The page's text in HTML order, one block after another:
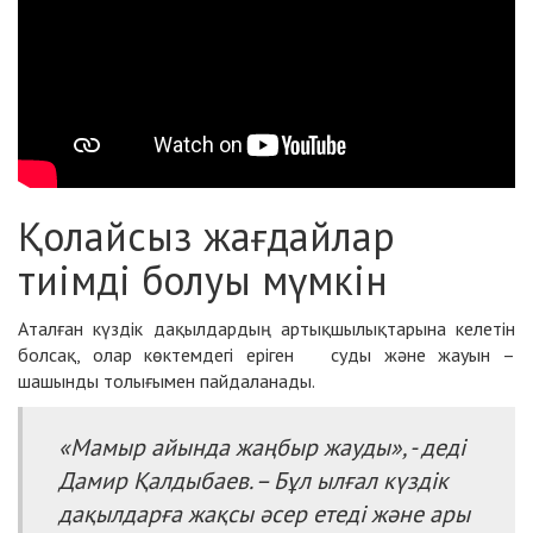
Қолайсыз жағдайлар
тиімді болуы мүмкін
Аталған күздік дақылдардың артықшылықтарына келетін
болсақ, олар көктемдегі еріген суды және жауын –
шашынды толығымен пайдаланады.
«Мамыр айында жаңбыр жауды», - деді
Дамир Қалдыбаев. – Бұл ылғал күздік
дақылдарға жақсы әсер етеді және ары